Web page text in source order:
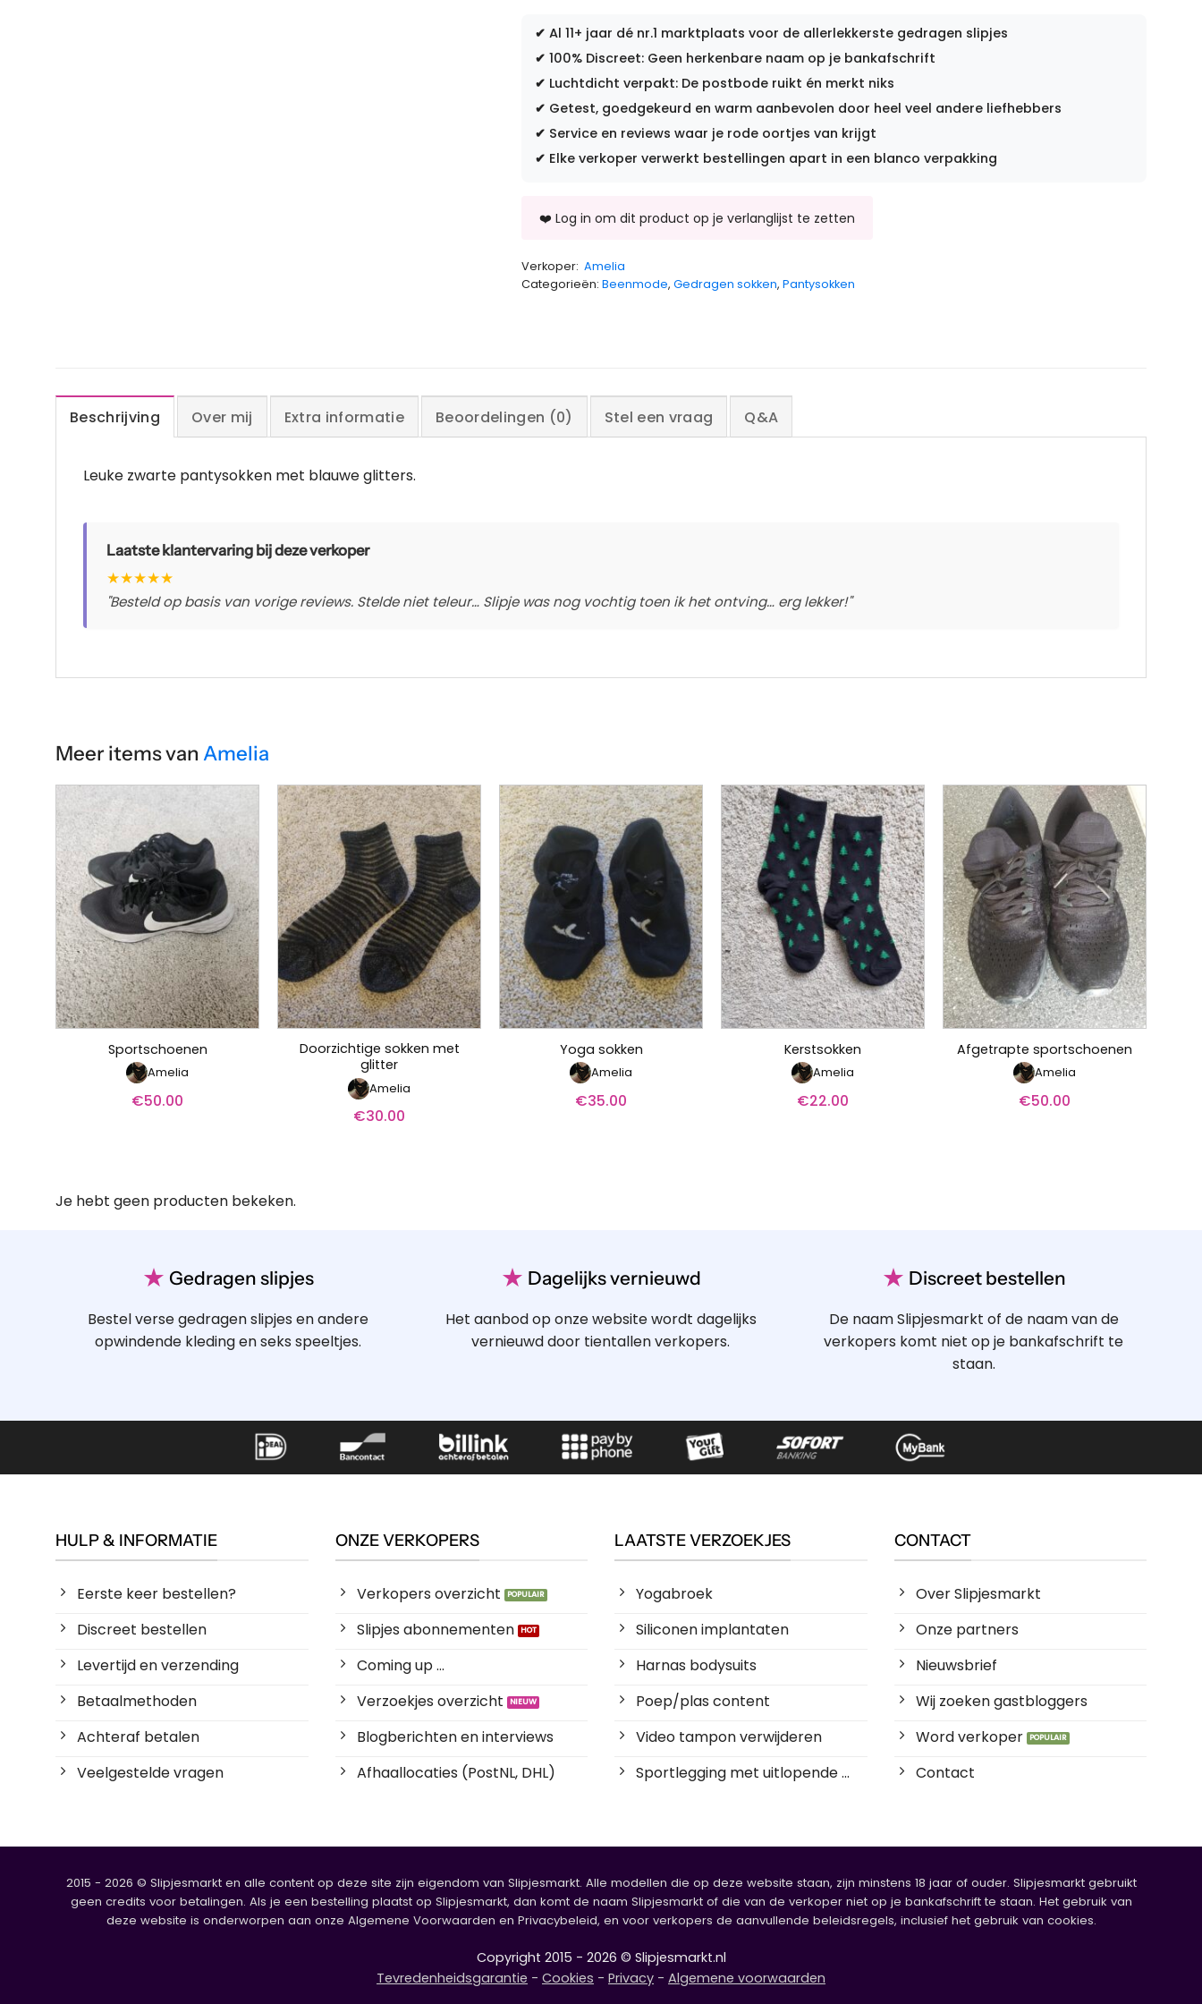
✔ Al 11+ jaar dé nr.1 marktplaats voor de allerlekkerste gedragen slipjes
✔ 100% Discreet: Geen herkenbare naam op je bankafschrift
✔ Luchtdicht verpakt: De postbode ruikt én merkt niks
✔ Getest, goedgekeurd en warm aanbevolen door heel veel andere liefhebbers
✔ Service en reviews waar je rode oortjes van krijgt
✔ Elke verkoper verwerkt bestellingen apart in een blanco verpakking
Verkoper: Amelia
Categorieën: Beenmode, Gedragen sokken, Pantysokken
Beschrijving Over mij Extra informatie Beoordelingen (0) Stel een vraag Q&A
Leuke zwarte pantysokken met blauwe glitters.
Laatste klantervaring bij deze verkoper
★★★★★
"Besteld op basis van vorige reviews. Stelde niet teleur… Slipje was nog vochtig toen ik het ontving… erg lekker!"
Meer items van Amelia
Sportschoenen
Amelia
€50.00
Doorzichtige sokken met
glitter
Amelia
€30.00
Yoga sokken
Amelia
€35.00
Kerstsokken
Amelia
€22.00
Afgetrapte sportschoenen
Amelia
€50.00
Je hebt geen producten bekeken.
★ Gedragen slipjes
Bestel verse gedragen slipjes en andere
opwindende kleding en seks speeltjes.
★ Dagelijks vernieuwd
Het aanbod op onze website wordt dagelijks
vernieuwd door tientallen verkopers.
★ Discreet bestellen
De naam Slipjesmarkt of de naam van de
verkopers komt niet op je bankafschrift te
staan.
HULP & INFORMATIE
Eerste keer bestellen?
Discreet bestellen
Levertijd en verzending
Betaalmethoden
Achteraf betalen
Veelgestelde vragen
ONZE VERKOPERS
Verkopers overzicht
Slipjes abonnementen
Coming up ...
Verzoekjes overzicht
Blogberichten en interviews
Afhaallocaties (PostNL, DHL)
LAATSTE VERZOEKJES
Yogabroek
Siliconen implantaten
Harnas bodysuits
Poep/plas content
Video tampon verwijderen
Sportlegging met uitlopende ...
CONTACT
Over Slipjesmarkt
Onze partners
Nieuwsbrief
Wij zoeken gastbloggers
Word verkoper
Contact
2015 - 2026 © Slipjesmarkt en alle content op deze site zijn eigendom van Slipjesmarkt. Alle modellen die op deze website staan, zijn minstens 18 jaar of ouder. Slipjesmarkt gebruikt
geen credits voor betalingen. Als je een bestelling plaatst op Slipjesmarkt, dan komt de naam Slipjesmarkt of die van de verkoper niet op je bankafschrift te staan. Het gebruik van
deze website is onderworpen aan onze Algemene Voorwaarden en Privacybeleid, en voor verkopers de aanvullende beleidsregels, inclusief het gebruik van cookies.
Copyright 2015 - 2026 © Slipjesmarkt.nl
Tevredenheidsgarantie - Cookies - Privacy - Algemene voorwaarden